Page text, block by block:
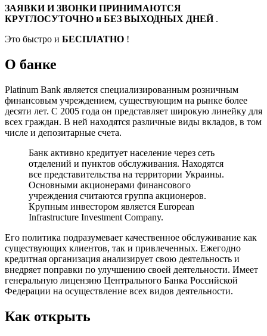
ЗАЯВКИ И ЗВОНКИ ПРИНИМАЮТСЯ
КРУГЛОСУТОЧНО и БЕЗ ВЫХОДНЫХ ДНЕЙ.
Это быстро и БЕСПЛАТНО !
О банке
Platinum Bank является специализированным розничным
финансовым учреждением, существующим на рынке более
десяти лет. С 2005 года он представляет широкую линейку для
всех граждан. В ней находятся различные виды вкладов, в том
числе и депозитарные счета.
Банк активно кредитует население через сеть
отделений и пунктов обслуживания. Находятся
все представительства на территории Украины.
Основными акционерами финансового
учреждения считаются группа акционеров.
Крупным инвестором является European
Infrastructure Investment Company.
Его политика подразумевает качественное обслуживание как
существующих клиентов, так и привлеченных. Ежегодно
кредитная организация анализирует свою деятельность и
внедряет поправки по улучшению своей деятельности. Имеет
генеральную лицензию Центрального Банка Российской
Федерации на осуществление всех видов деятельности.
Как открыть